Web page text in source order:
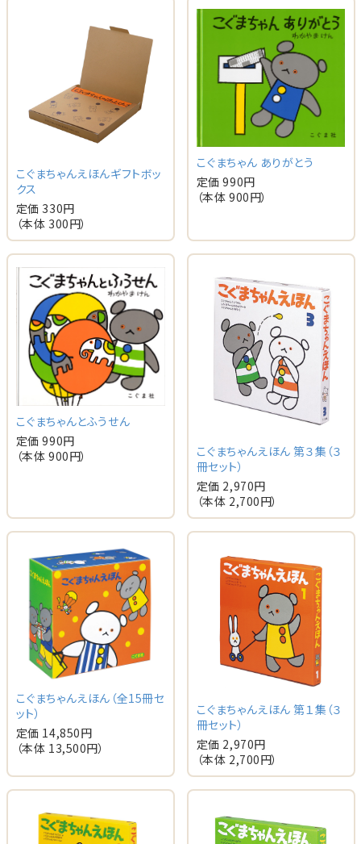
こぐまちゃんえほんギフトボッ
クス
定価 330円
（本体 300円）
こぐまちゃん ありがとう
定価 990円
（本体 900円）
こぐまちゃんとふうせん
定価 990円
（本体 900円）
こぐまちゃんえほん 第３集（３
冊セット）
定価 2,970円
（本体 2,700円）
こぐまちゃんえほん（全15冊セ
ット）
定価 14,850円
（本体 13,500円）
こぐまちゃんえほん 第１集（３
冊セット）
定価 2,970円
（本体 2,700円）